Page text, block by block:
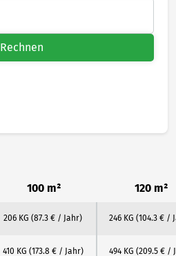
Rechnen
100 m² 120 m²
206 KG (87.3 € / Jahr) 246 KG (104.3 € /
410 KG (173.8 € / Jahr) 494 KG (209.5 € /